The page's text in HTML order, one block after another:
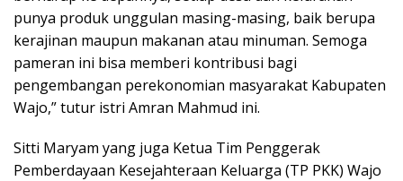
punya produk unggulan masing-masing, baik berupa
kerajinan maupun makanan atau minuman. Semoga
pameran ini bisa memberi kontribusi bagi
pengembangan perekonomian masyarakat Kabupaten
Wajo,” tutur istri Amran Mahmud ini.
Sitti Maryam yang juga Ketua Tim Penggerak
Pemberdayaan Kesejahteraan Keluarga (TP PKK) Wajo